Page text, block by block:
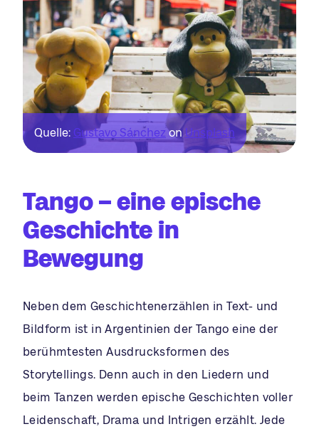
Quelle: Gustavo Sánchezon Unsplash
Tango – eine epische
Geschichte in
Bewegung
Neben dem Geschichtenerzählen in Text- und
Bildform ist in Argentinien der Tango eine der
berühmtesten Ausdrucksformen des
Storytellings. Denn auch in den Liedern und
beim Tanzen werden epische Geschichten voller
Leidenschaft, Drama und Intrigen erzählt. Jede